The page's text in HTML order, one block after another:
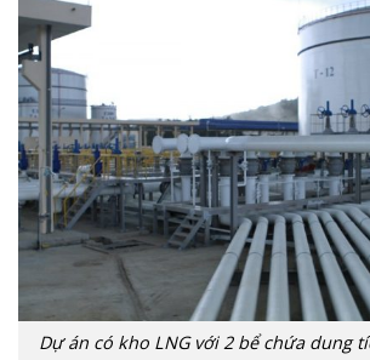
Dự án có kho LNG với 2 bể chứa dung